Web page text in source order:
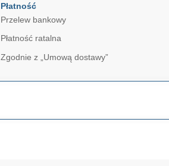
Płatność
Przelew bankowy
Płatność ratalna
Zgodnie z „Umową dostawy”